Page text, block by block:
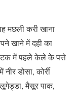
मछली करी खाना
खाने में दही का
में पहले केले के पत्ते
डोसा, कोर्री
मैसूर पाक,